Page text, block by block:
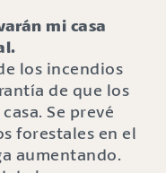
mi casa
los incendios
de que los
Se prevé
forestales en el
aumentando.